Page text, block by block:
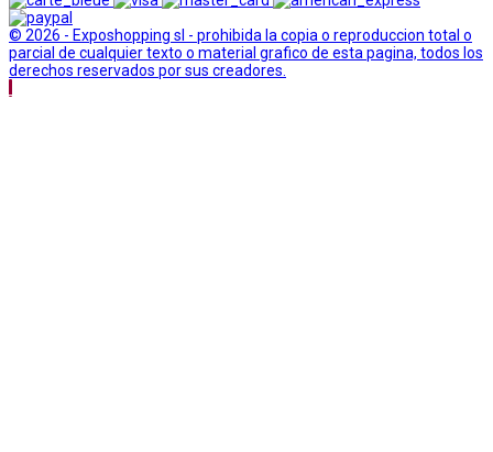
© 2026 - Exposhopping sl - prohibida la copia o reproduccion total o
parcial de cualquier texto o material grafico de esta pagina, todos los
derechos reservados por sus creadores.